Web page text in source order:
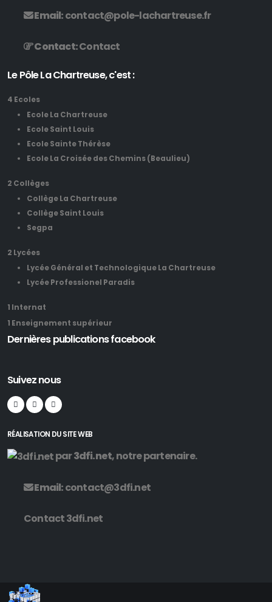
Email:contact@pole-lachartreuse.fr
Contact:Contact
Le Pôle La Chartreuse, c'est :
4 Ecoles
Ecole La Chartreuse
Ecole Saint Louis
Ecole Sainte Thérèse
Ecole La Croisée des Chemins (Beaulieu)
2 Collèges
Collège La Chartreuse
Collège Saint Louis
Segpa
2 Lycées
Lycée Général et Technologique La Chartreuse
Lycée Professionel Paradis
1 Internat
1 Enseignement supérieur
Dernières publications facebook
Suivez nous
RÉALISATION DU SITE WEB
par3dfi.net, notre partenaire.
Email:contact@3dfi.net
Contact 3dfi.net